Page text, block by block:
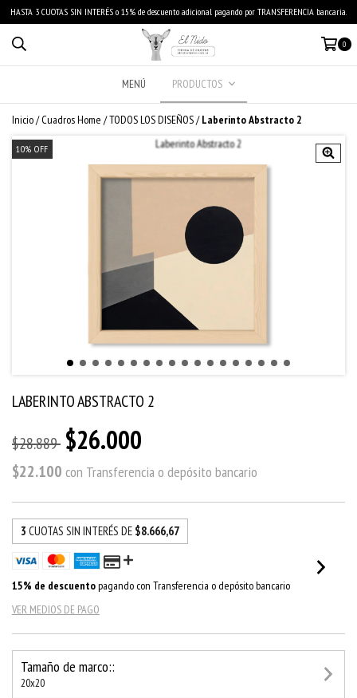
HASTA 3 CUOTAS SIN INTERÉS o 15% de descuento adicional pagando por TRANSFERENCIA bancaria.
0
MENÚ PRODUCTOS
Inicio/ Cuadros Home /TODOS LOS DISEÑOS/ Laberinto Abstracto 2
10% OFF
LABERINTO ABSTRACTO 2
$28.889 $26.000
$22.100 con Transferencia o depósito bancario
3 CUOTAS SIN INTERÉS DE $8.666,67
15% de descuentopagando con Transferencia o depósito bancario
VER MEDIOS DE PAGO
Tamaño de marco::
20x20